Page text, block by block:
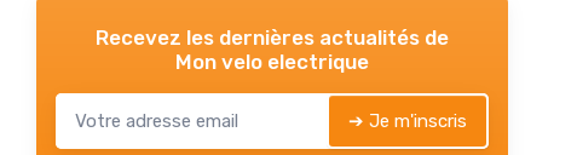
Recevez les dernières actualités de
Mon velo electrique
➔ Je m'inscris